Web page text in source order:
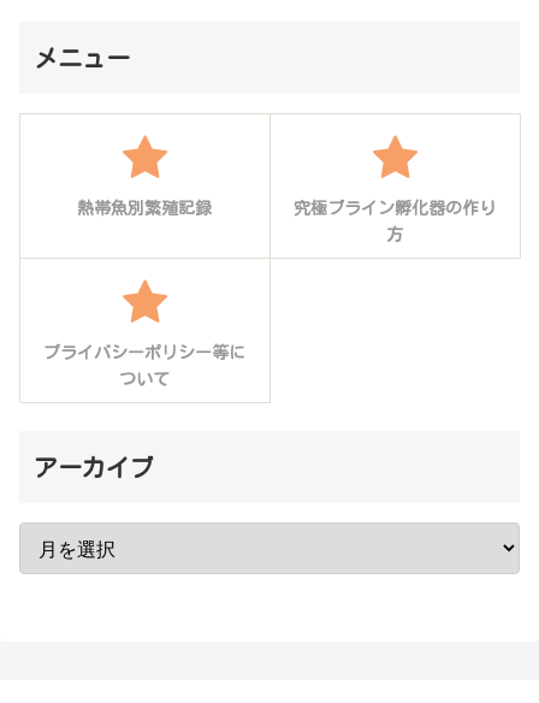
メニュー
熱帯魚別繁殖記録
究極ブライン孵化器の作り
方
プライバシーポリシー等に
ついて
アーカイブ